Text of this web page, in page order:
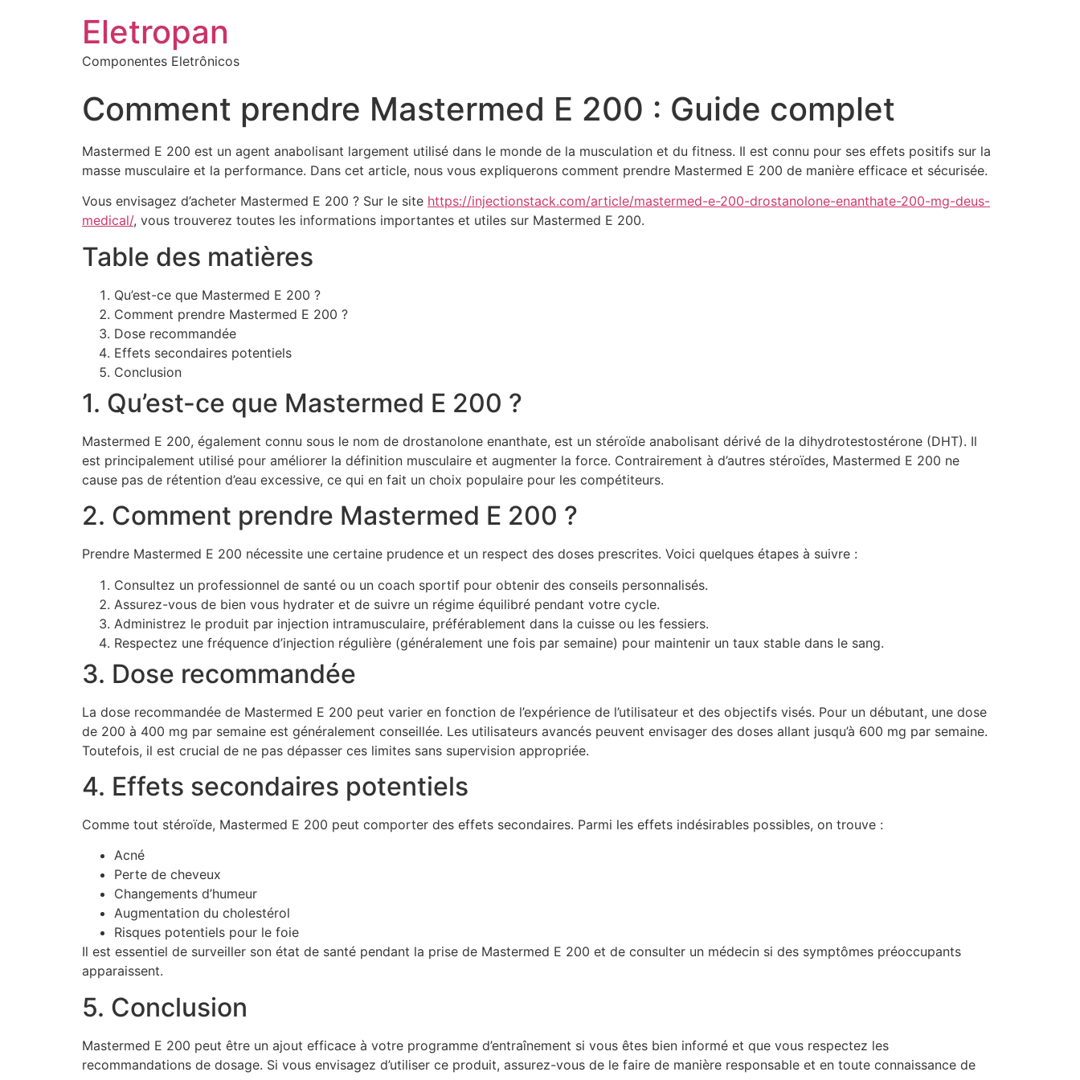
Eletropan
Componentes Eletrônicos
Comment prendre Mastermed E 200 : Guide complet
Mastermed E 200 est un agent anabolisant largement utilisé dans le monde de la musculation et du fitness. Il est connu pour ses effets positifs sur la
masse musculaire et la performance. Dans cet article, nous vous expliquerons comment prendre Mastermed E 200 de manière efficace et sécurisée.
Vous envisagez d’acheter Mastermed E 200 ? Sur le site https://injectionstack.com/article/mastermed-e-200-drostanolone-enanthate-200-mg-deus-
medical/, vous trouverez toutes les informations importantes et utiles sur Mastermed E 200.
Table des matières
Qu’est-ce que Mastermed E 200 ?
Comment prendre Mastermed E 200 ?
Dose recommandée
Effets secondaires potentiels
Conclusion
1. Qu’est-ce que Mastermed E 200 ?
Mastermed E 200, également connu sous le nom de drostanolone enanthate, est un stéroïde anabolisant dérivé de la dihydrotestostérone (DHT). Il
est principalement utilisé pour améliorer la définition musculaire et augmenter la force. Contrairement à d’autres stéroïdes, Mastermed E 200 ne
cause pas de rétention d’eau excessive, ce qui en fait un choix populaire pour les compétiteurs.
2. Comment prendre Mastermed E 200 ?
Prendre Mastermed E 200 nécessite une certaine prudence et un respect des doses prescrites. Voici quelques étapes à suivre :
Consultez un professionnel de santé ou un coach sportif pour obtenir des conseils personnalisés.
Assurez-vous de bien vous hydrater et de suivre un régime équilibré pendant votre cycle.
Administrez le produit par injection intramusculaire, préférablement dans la cuisse ou les fessiers.
Respectez une fréquence d’injection régulière (généralement une fois par semaine) pour maintenir un taux stable dans le sang.
3. Dose recommandée
La dose recommandée de Mastermed E 200 peut varier en fonction de l’expérience de l’utilisateur et des objectifs visés. Pour un débutant, une dose
de 200 à 400 mg par semaine est généralement conseillée. Les utilisateurs avancés peuvent envisager des doses allant jusqu’à 600 mg par semaine.
Toutefois, il est crucial de ne pas dépasser ces limites sans supervision appropriée.
4. Effets secondaires potentiels
Comme tout stéroïde, Mastermed E 200 peut comporter des effets secondaires. Parmi les effets indésirables possibles, on trouve :
Acné
Perte de cheveux
Changements d’humeur
Augmentation du cholestérol
Risques potentiels pour le foie
Il est essentiel de surveiller son état de santé pendant la prise de Mastermed E 200 et de consulter un médecin si des symptômes préoccupants
apparaissent.
5. Conclusion
Mastermed E 200 peut être un ajout efficace à votre programme d’entraînement si vous êtes bien informé et que vous respectez les
recommandations de dosage. Si vous envisagez d’utiliser ce produit, assurez-vous de le faire de manière responsable et en toute connaissance de